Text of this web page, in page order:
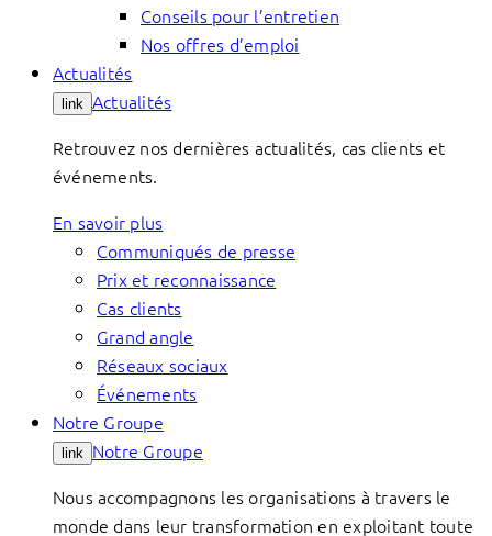
Conseils pour l’entretien
Nos offres d’emploi
Actualités
link Actualités
Retrouvez nos dernières actualités, cas clients et
événements.
En savoir plus
Communiqués de presse
Prix et reconnaissance
Cas clients
Grand angle
Réseaux sociaux
Événements
Notre Groupe
link Notre Groupe
Nous accompagnons les organisations à travers le
monde dans leur transformation en exploitant toute